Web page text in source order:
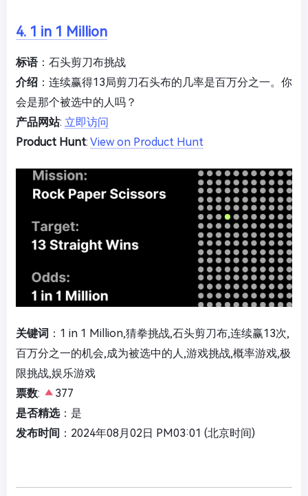
4. 1 in 1 Million
标语：石头剪刀布挑战
介绍 ：连续赢得13局剪刀石头布的几率是百万分之一。你
会是那个被选中的人吗？
产品网站: 立即访问
Product Hunt: View on Product Hunt
关键词 ：1 in 1 Million,猜拳挑战,石头剪刀布,连续赢13次,
百万分之一的机会,成为被选中的人,游戏挑战,概率游戏,极
限挑战,娱乐游戏
票数:
377
是否精选：是
发布时间 ：2024年08月02日 PM03:01 (北京时间)